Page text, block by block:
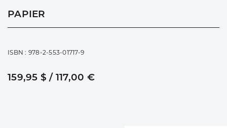
PAPIER
ISBN : 978-2-553-01717-9
159,95 $ / 117,00 €